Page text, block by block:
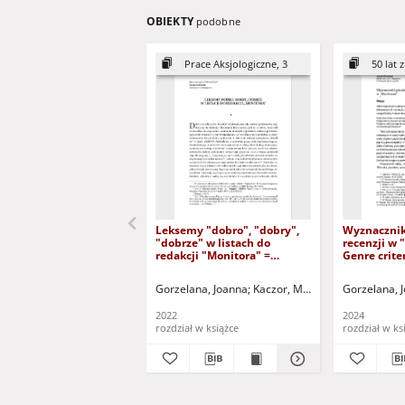
OBIEKTY podobne
Prace Aksjologiczne, 3
Leksemy "dobro", "dobry",
"dobrze" w listach do
redakcji "Monitora" =
"well" (adverbe) in letters to
"Monitor"
Gorzelana, Joanna Kaczor, Monika - red. nauk.
2022
rozdział w książce
50 lat
recenzji w
Genre
Gorzelana,
2024
rozdział w